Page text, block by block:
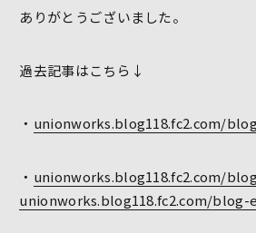
ありがとうございました。
過去記事はこちら↓
・ unionworks.blog118.fc2.com/
・ unionworks.blog118.fc2.com/
unionworks.blog118.fc2.com/